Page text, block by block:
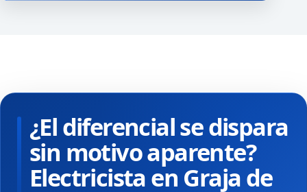
¿El diferencial se dispara
sin motivo aparente?
Electricista en Graja de